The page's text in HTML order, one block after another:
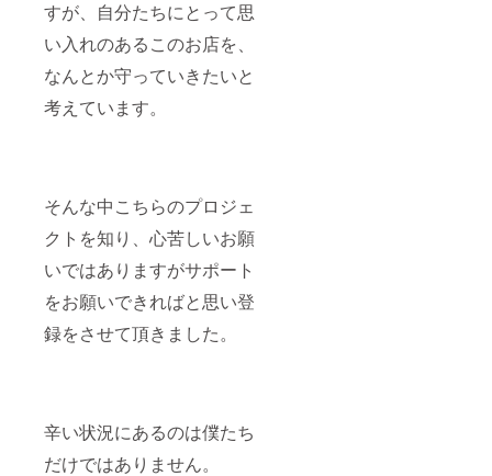
すが、自分たちにとって思
い入れのあるこのお店を、
なんとか守っていきたいと
考えています。
そんな中こちらのプロジェ
クトを知り、心苦しいお願
いではありますがサポート
をお願いできればと思い登
録をさせて頂きました。
辛い状況にあるのは僕たち
だけではありません。